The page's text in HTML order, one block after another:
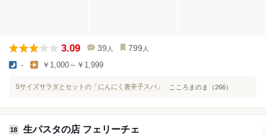
3.09 39 人 799 人
- ￥1,000～￥1,999
Sサイズサラダとセットの「にんにく唐辛子スパ」 こころまのま（266）
18 生パスタの店 フェリーチェ